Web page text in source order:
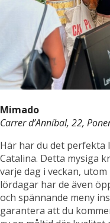
Mimado
Carrer d’Anníbal, 22,
Här har du det perfekta
Catalina. Detta mysiga
varje dag i veckan,
lördagar har de även
och spännande meny
garantera att du